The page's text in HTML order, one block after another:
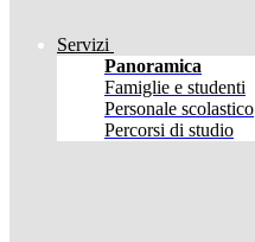
Servizi
Panoramica
Famiglie e studenti
Personale scolastico
Percorsi di studio